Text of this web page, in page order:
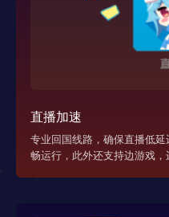
直播加速
专业回国线路，确保直播低
畅运行，此外还支持边游戏，